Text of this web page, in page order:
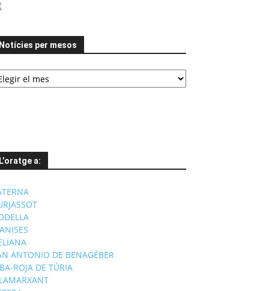
Notícies per mesos
L’oratge a:
ANTONIO DE BENAGÉBER
ROJA DE TÚRIA